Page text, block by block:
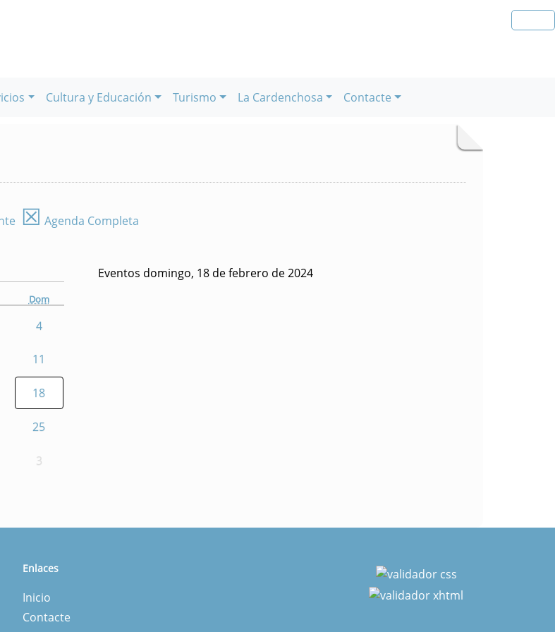
Cultura y Educación Turismo La Cardenchosa Contacte
☒ Agenda Completa
Dom
4
11
18
25
3
Eventos domingo, 18 de febrero de 2024
Enlaces
Inicio
Contacte